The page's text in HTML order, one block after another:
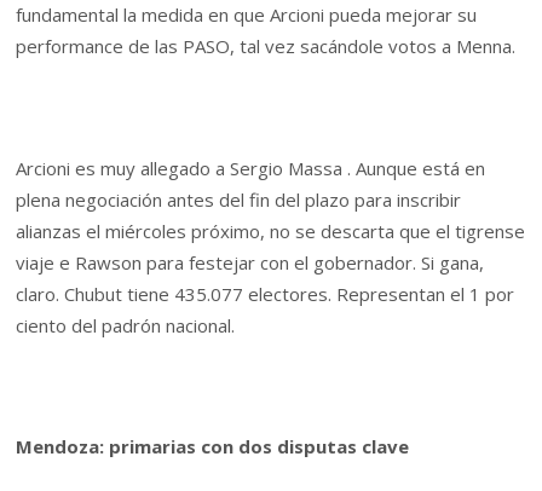
fundamental la medida en que Arcioni pueda mejorar su
performance de las PASO, tal vez sacándole votos a Menna.
Arcioni es muy allegado a Sergio Massa . Aunque está en
plena negociación antes del fin del plazo para inscribir
alianzas el miércoles próximo, no se descarta que el tigrense
viaje e Rawson para festejar con el gobernador. Si gana,
claro. Chubut tiene 435.077 electores. Representan el 1 por
ciento del padrón nacional.
Mendoza: primarias con dos disputas clave